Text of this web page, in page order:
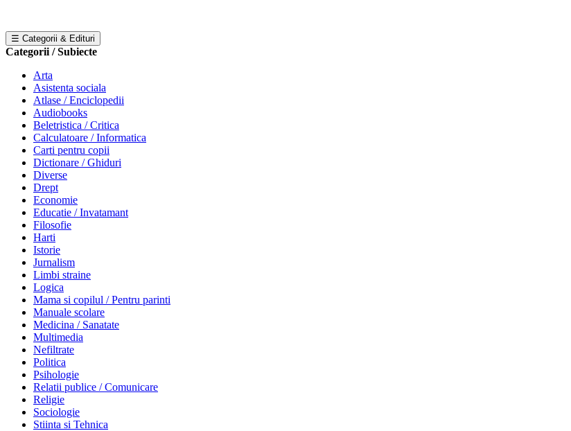
☰ Categorii & Edituri
Categorii / Subiecte
Arta
Asistenta sociala
Atlase / Enciclopedii
Audiobooks
Beletristica / Critica
Calculatoare / Informatica
Carti pentru copii
Dictionare / Ghiduri
Diverse
Drept
Economie
Educatie / Invatamant
Filosofie
Harti
Istorie
Jurnalism
Limbi straine
Logica
Mama si copilul / Pentru parinti
Manuale scolare
Medicina / Sanatate
Multimedia
Nefiltrate
Politica
Psihologie
Relatii publice / Comunicare
Religie
Sociologie
Stiinta si Tehnica